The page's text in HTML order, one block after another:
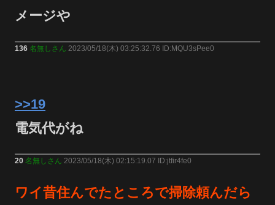
メージや
136 名無しさん 2023/05/18(木) 03:25:32.76 ID:MQU3sPee0
>>19
電気代がね
20 名無しさん 2023/05/18(木) 02:15:19.07 ID:jtfir4fe0
ワイ昔住んでたところで掃除頼んだら